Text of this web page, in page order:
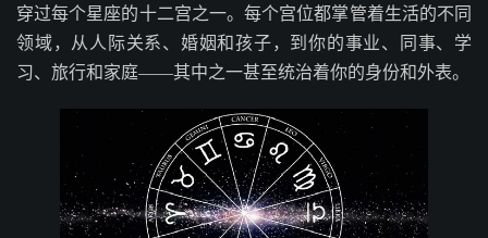
穿过每个星座的十二宫之一。每个宫位都掌管着生活的不同
领域，从人际关系、婚姻和孩子，到你的事业、同事、学
习、旅行和家庭——其中之一甚至统治着你的身份和外表。